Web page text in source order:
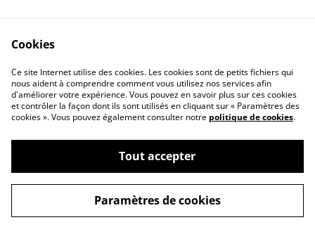
Contactez-nous
Conditions
Politique de
confidentialité
Politique de cookies
©2026Allo papa photo.fr
powered by
Cookies
Ce site Internet utilise des cookies. Les cookies sont de petits fichiers qui
nous aident à comprendre comment vous utilisez nos services afin
d'améliorer votre expérience. Vous pouvez en savoir plus sur ces cookies
et contrôler la façon dont ils sont utilisés en cliquant sur « Paramètres des
cookies ». Vous pouvez également consulter notre politique de cookies.
Tout accepter
Paramètres de cookies